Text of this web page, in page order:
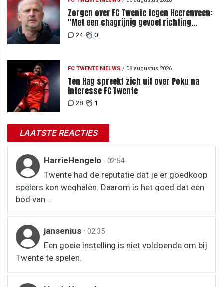
Zorgen over FC Twente tegen Heerenveen:
"Met een chagrijnig gevoel richting
Slowakije"
24 0
FC TWENTE NIEUWS / 08 augustus 2026
Ten Hag spreekt zich uit over Poku na
interesse FC Twente
28 1
LAATSTE REACTIES
HarrieHengelo · 02:54
Twente had de reputatie dat je er goedkoop
spelers kon weghalen. Daarom is het goed dat een
bod van...
jansenius · 02:35
Een goeie instelling is niet voldoende om bij
Twente te spelen.